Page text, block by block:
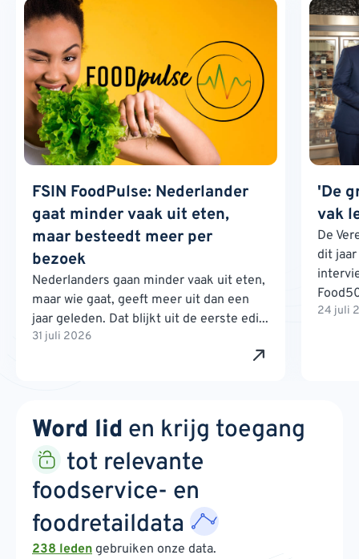
FSIN FoodPulse: Nederlander
gaat minder vaak uit eten,
maar besteedt meer per
bezoek
Nederlanders gaan minder vaak uit eten,
maar wie gaat, geeft meer uit dan een
jaar geleden. Dat blijkt uit de eerste edi...
31 juli 2026
'De
vak
De
dit
24 juli
Word lid en krijg toegang
tot relevante
foodservice- en
foodretaildata
238 leden gebruiken onze data.